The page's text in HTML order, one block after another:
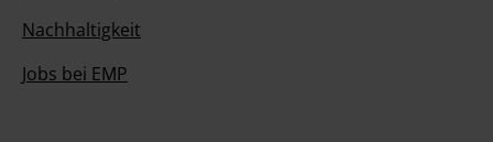
Nachhaltigkeit
Jobs bei EMP